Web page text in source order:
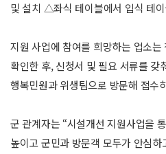
및 설치 △좌식 테이블에서 입식 테
지원 사업에 참여를 희망하는 업소
확인한 후, 신청서 및 필요 서류를 갖
행복민원과 위생팀으로 방문해 접수
군 관계자는 “시설개선 지원사업을
높이고 군민과 방문객 모두가 안심